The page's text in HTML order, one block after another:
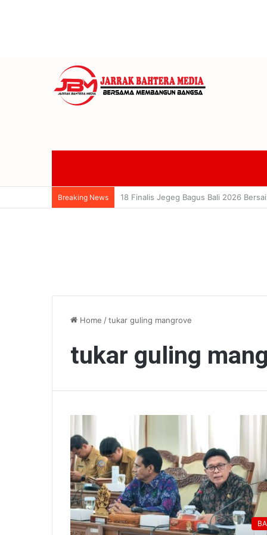
Breaking News Bimtek KPU Bali Perkuat Mekanisme
Home /tukar guling mangrove
tukar guling